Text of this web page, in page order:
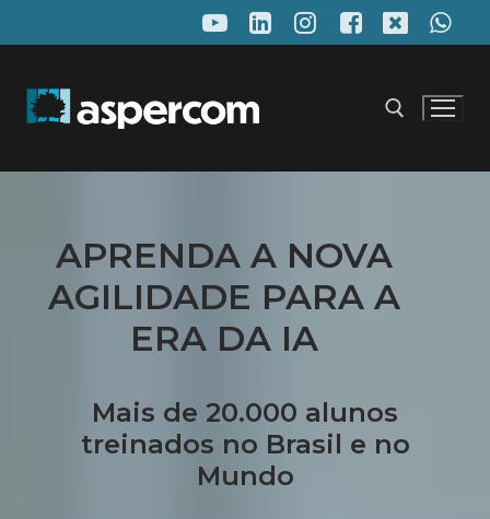
para
conteúdo
APRENDA A NOVA
AGILIDADE PARA A
ERA DA IA
Mais de 20.000 alunos
treinados no Brasil e no
Mundo